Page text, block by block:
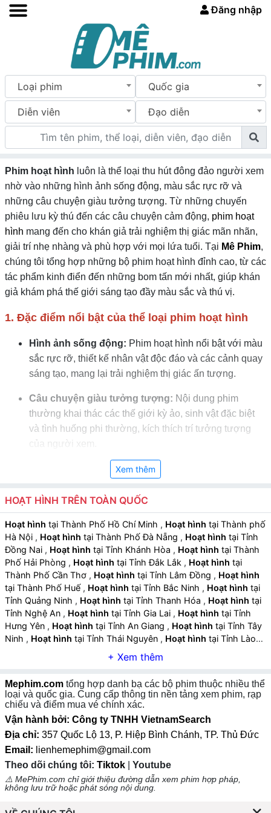
Đăng nhập
Loại phim Quốc gia
Diễn viên Đạo diễn
Phim hoạt hình luôn là thể loại thu hút đông đảo người xem
nhờ vào những hình ảnh sống động, màu sắc rực rỡ và
những câu chuyện giàu tưởng tượng. Từ những chuyến
phiêu lưu kỳ thú đến các câu chuyện cảm động, phim hoạt
hình mang đến cho khán giả trải nghiệm thị giác mãn nhãn,
giải trí nhẹ nhàng và phù hợp với mọi lứa tuổi. Tại Mê Phim,
chúng tôi tổng hợp những bộ phim hoạt hình đỉnh cao, từ các
tác phẩm kinh điển đến những bom tấn mới nhất, giúp khán
giả khám phá thế giới sáng tạo đầy màu sắc và thú vị.
1. Đặc điểm nổi bật của thể loại phim hoạt hình
Hình ảnh sống động: Phim hoạt hình nổi bật với màu
sắc rực rỡ, thiết kế nhân vật độc đáo và các cảnh quay
sáng tạo, mang lại trải nghiệm thị giác ấn tượng.
Câu chuyện giàu tưởng tượng: Nội dung phim
thường khai thác các thế giới kỳ ảo, sinh vật đặc biệt
và tình huống phi thường, kích thích trí tưởng tượng
của người xem.
Nhân vật đáng yêu và đa dạng:
giúp người xem dễ đồng cảm và nhớ lâu.
Âm nhạc và hiệu ứng âm thanh:Nhạc nền và hiệu
ứng âm thanh được sử dụng tinh tế để tăng sự hấp
dẫn, nhấn mạnh cảm xúc và tạo không gian vui nhộn
hoặc ly kỳ.
2. Các Tiêu Chí Đánh Giá Phim Hoạt Hình
Xem thêm
HOẠT HÌNH TRÊN TOÀN QUỐC
Hoạt hình tại Thành Phố Hồ Chí Minh , Hoạt hình tại Thành phố
Hà Nội , Hoạt hình tại Thành Phố Đà Nẵng , Hoạt hình tại Tỉnh
Đồng Nai , Hoạt hình tại Tỉnh Khánh Hòa , Hoạt hình tại Thành
Phố Hải Phòng , Hoạt hình tại Tỉnh Đắk Lắk , Hoạt hình tại
Thành Phố Cần Thơ , Hoạt hình tại Tỉnh Lâm Đồng , Hoạt hình
tại Thành Phố Huế , Hoạt hình tại Tỉnh Bắc Ninh , Hoạt hình tại
Tỉnh Quảng Ninh , Hoạt hình tại Tỉnh Thanh Hóa , Hoạt hình tại
Tỉnh Nghệ An , Hoạt hình tại Tỉnh Gia Lai , Hoạt hình tại Tỉnh
Hưng Yên , Hoạt hình tại Tỉnh An Giang , Hoạt hình tại Tỉnh Tây
Ninh , Hoạt hình tại Tỉnh Thái Nguyên , Hoạt hình tại Tỉnh Lào
tại Tỉnh Quảng Ngãi ,
tại Tỉnh Vĩnh Long,Hoạt hình
tại Tỉnh Phú Thọ Hoạt hình tại Tỉnh Hà Tĩnh
Hoạt
hìnhtại Tỉnh Đồng Tháp,Hoạt hìnhtại Tỉnh Quảng Trị,Hoạt
hìnhtại Tỉnh Sơn La ,Hoạt hìnhtại Tỉnh Tuyên Quang
Hoạt
hình tại Tỉnh Điện Biên ,Hoạt hìnhtại Tỉnh Lai Châu
tại Tỉnh Lạng Sơn, Hoạt hình tại Tỉnh Cao Bằng
Mephim.com tổng hợp danh bạ các bộ phim thuộc nhiều thể
loại và quốc gia. Cung cấp thông tin nền tảng xem phim, rạp
chiếu và điểm mua vé chính xác.
Vận hành bởi: Công ty TNHH VietnamSearch
Địa chỉ: 357 Quốc Lộ 13, P. Hiệp Bình Chánh, TP. Thủ Đức
Email: lienhemephim@gmail.com
Theo dõi chúng tôi: Tiktok Youtube
⚠️ MePhim.com chỉ giới thiệu đường dẫn xem phim hợp pháp,
không lưu trữ hoặc phát sóng nội dung.